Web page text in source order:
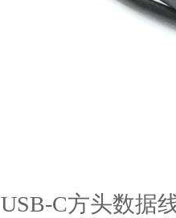
USB-C方头数据